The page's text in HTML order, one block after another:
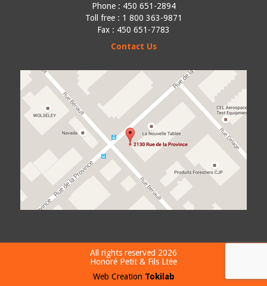
Phone : 450 651-2894
Toll free : 1 800 363-9871
Fax : 450 651-7783
Contact Us
All rights reserved 2026
Honoré Petit & Fils Ltée
Web Creation Tokilab